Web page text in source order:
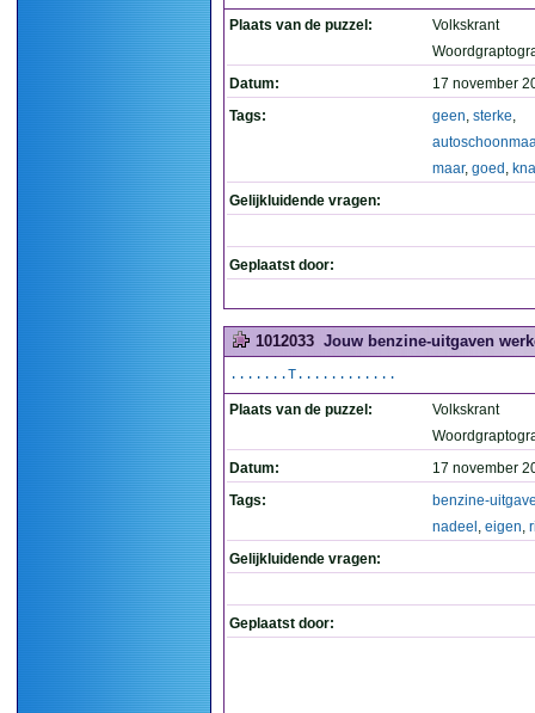
Plaats van de puzzel:
Volkskrant
Datum:
17 november
Tags:
geen, sterke,
maar, goed ,
Gelijkluidende vragen:
Geplaatst door:
1012033 Jouw benzine-uitgaven
.......T............
Plaats van de puzzel:
Volkskrant
Datum:
17 november
Tags:
benzine-
nadeel , eigen,
Gelijkluidende vragen:
Geplaatst door: